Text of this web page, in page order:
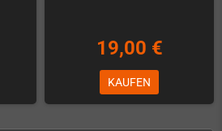
19,00 €
KAUFEN